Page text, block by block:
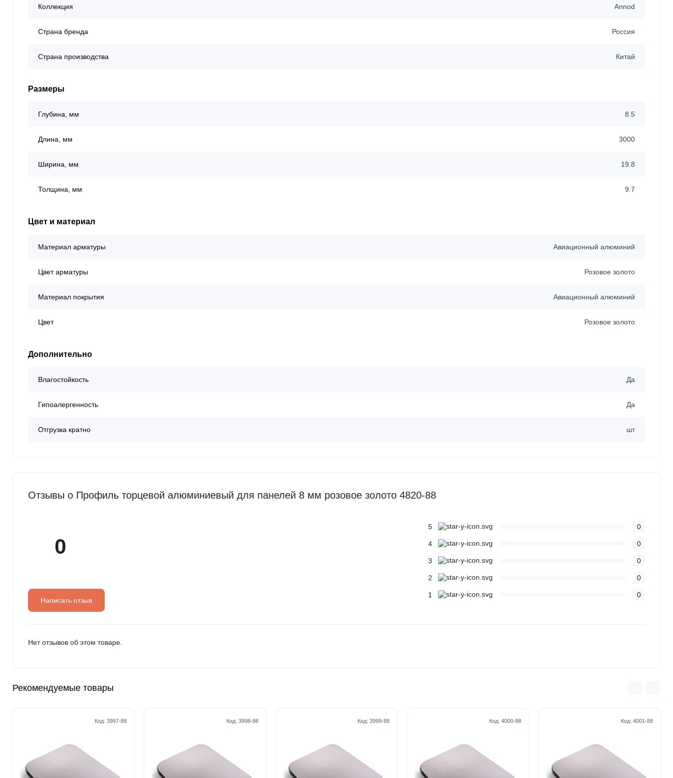
Коллекция Annod
Страна бренда Россия
Страна производства Китай
Размеры
Глубина, мм 8.5
Длина, мм 3000
Ширина, мм 19.8
Толщина, мм 9.7
Цвет и материал
Материал арматуры Авиационный алюминий
Цвет арматуры Розовое золото
Материал покрытия Авиационный алюминий
Цвет Розовое золото
Дополнительно
Влагостойкость Да
Гипоалергенность Да
Отгрузка кратно шт
Отзывы о Профиль торцевой алюминиевый для панелей 8 мм розовое золото 4820-88
0
Написать отзыв
5 0
4 0
3 0
2 0
1 0
Нет отзывов об этом товаре.
Рекомендуемые товары
Код: 3997-88 Код: 3998-88 Код:3999-88 Код:4000-88 Код: 4001-88